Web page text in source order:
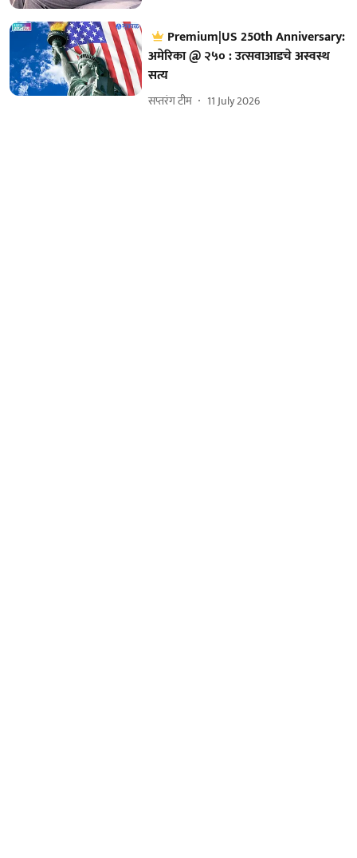
Premium|US 250th Anniversary:
अमेरिका @ २५० : उत्सवाआडचे अस्वस्थ
सत्य
सप्तरंग टीम 11 July 2026